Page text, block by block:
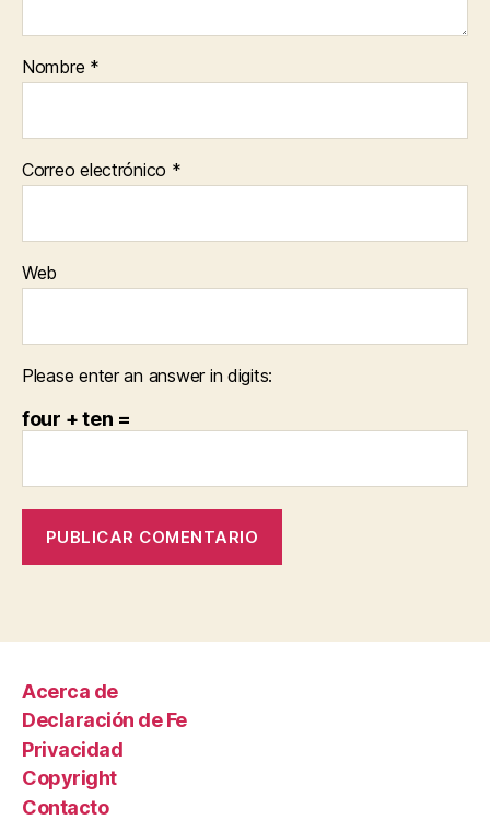
Nombre *
Correo electrónico *
Web
Please enter an answer in digits:
four + ten =
Acerca de
Declaración de Fe
Privacidad
Copyright
Contacto